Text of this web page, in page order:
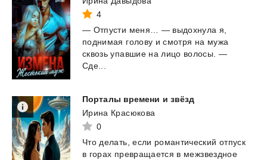
4
— Отпусти меня… — выдохнула я,
поднимая голову и смотря на мужа
сквозь упавшие на лицо волосы. —
Сде...
Порталы времени и звёзд
Ирина Красюкова
0
Что делать, если романтический отпуск
в горах превращается в межзвездное